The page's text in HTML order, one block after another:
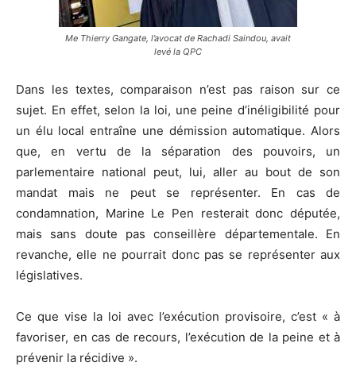
Me Thierry Gangate, l’avocat de Rachadi Saindou, avait
levé la QPC
Dans les textes, comparaison n’est pas raison sur ce
sujet. En effet, selon la loi, une peine d’inéligibilité pour
un élu local entraîne une démission automatique. Alors
que, en vertu de la séparation des pouvoirs, un
parlementaire national peut, lui, aller au bout de son
mandat mais ne peut se représenter. En cas de
condamnation, Marine Le Pen resterait donc députée,
mais sans doute pas conseillère départementale. En
revanche, elle ne pourrait donc pas se représenter aux
législatives.
Ce que vise la loi avec l’exécution provisoire, c’est « à
favoriser, en cas de recours, l’exécution de la peine et à
prévenir la récidive ».